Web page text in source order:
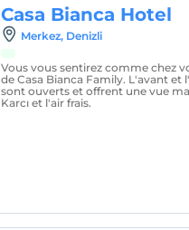
Casa Bianca Hotel
Merkez, Denizli
Vous vous sentirez comme chez
de Casa Bianca Family. L'avant
sont ouverts et offrent une vue
Karcı et l'air frais.